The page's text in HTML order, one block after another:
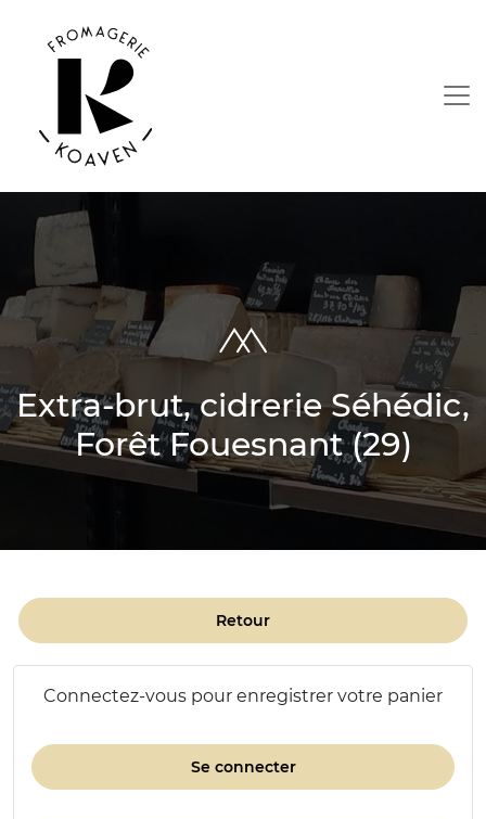
Extra-brut, cidrerie Séhédic,
Forêt Fouesnant (29)
Retour
Connectez-vous pour enregistrer votre panier
Se connecter